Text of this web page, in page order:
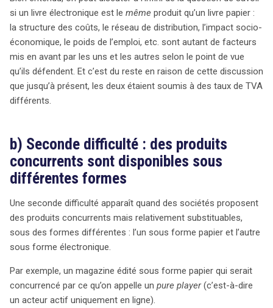
si un livre électronique est le même produit qu’un livre papier :
la structure des coûts, le réseau de distribution, l’impact socio-
économique, le poids de l’emploi, etc. sont autant de facteurs
mis en avant par les uns et les autres selon le point de vue
qu’ils défendent. Et c’est du reste en raison de cette discussion
que jusqu’à présent, les deux étaient soumis à des taux de TVA
différents.
b) Seconde difficulté : des produits
concurrents sont disponibles sous
différentes formes
Une seconde difficulté apparaît quand des sociétés proposent
des produits concurrents mais relativement substituables,
sous des formes différentes : l’un sous forme papier et l’autre
sous forme électronique.
Par exemple, un magazine édité sous forme papier qui serait
concurrencé par ce qu’on appelle un pure player(c’est-à-dire
un acteur actif uniquement en ligne).